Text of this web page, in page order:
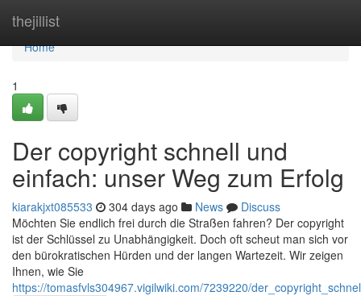
thejillist
Home
Home
1
Der copyright schnell und
einfach: unser Weg zum Erfolg
kiarakjxt085533 304 days ago News
Discuss
Möchten Sie endlich frei durch die Straßen fahren? Der copyright
ist der Schlüssel zu Unabhängigkeit. Doch oft scheut man sich vor
den bürokratischen Hürden und der langen Wartezeit. Wir zeigen
Ihnen, wie Sie
https://tomasfvls304967.vigilwiki.com/7239220/